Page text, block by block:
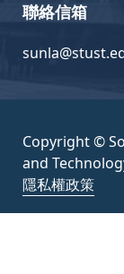
聯絡信箱
Copyright ©
and
隱私權政策